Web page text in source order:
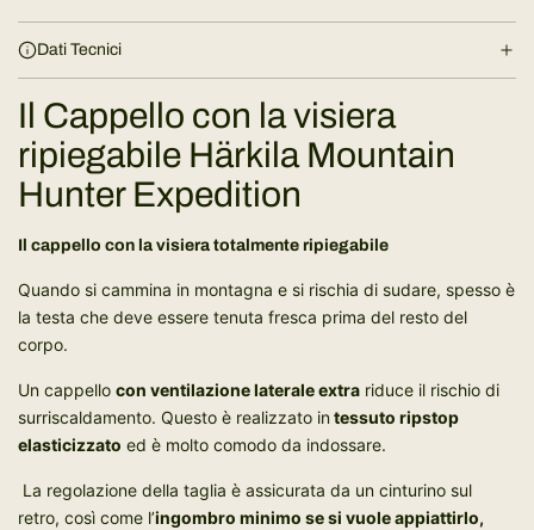
a
n
t
o
.
.
Dati Tecnici
Il Cappello con la visiera
ripiegabile Härkila Mountain
Hunter Expedition
Il cappello con la visiera totalmente ripiegabile
Quando si cammina in montagna e si rischia di sudare, spesso è
la testa che deve essere tenuta fresca prima del resto del
corpo.
Un cappello con ventilazione laterale extra riduce il rischio di
surriscaldamento. Questo è realizzato intessuto ripstop
elasticizzato ed è molto comodo da indossare.
La regolazione della taglia è assicurata da un cinturino sul
retro, così come l’ingombro minimo se si vuole appiattirlo,